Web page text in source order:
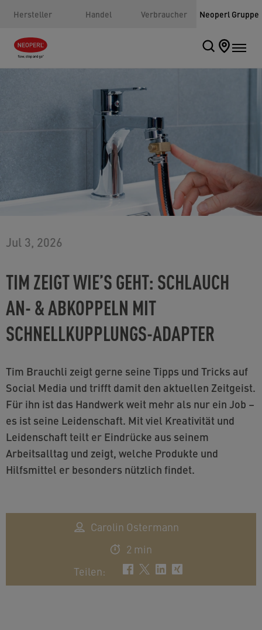
Hersteller Handel Verbraucher Neoperl Gruppe
Jul 3, 2026
TIM ZEIGT WIE’S GEHT: SCHLAUCH
AN- & ABKOPPELN MIT
SCHNELLKUPPLUNGS-ADAPTER
Tim Brauchli zeigt gerne seine Tipps und Tricks auf
Social Media und trifft damit den aktuellen Zeitgeist.
Für ihn ist das Handwerk weit mehr als nur ein Job –
es ist seine Leidenschaft. Mit viel Kreativität und
Leidenschaft teilt er Eindrücke aus seinem
Arbeitsalltag und zeigt, welche Produkte und
Hilfsmittel er besonders nützlich findet.
Carolin Ostermann
2 min
Teilen: